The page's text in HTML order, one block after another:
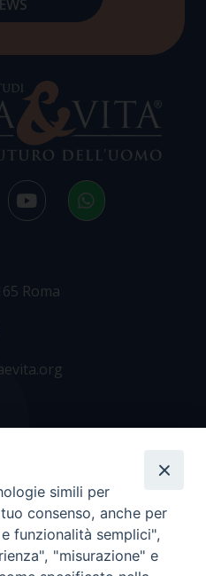
Roma
simili per
consenso, anche per
funzionalità semplici",
"misurazione" e